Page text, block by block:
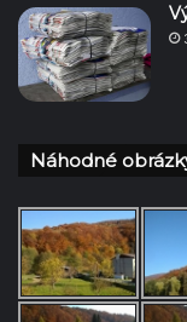
Náhodné